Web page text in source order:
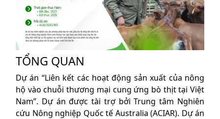
TỔNG QUAN
Dự án “Liên kết các hoạt động sản xuất của nông
hộ vào chuỗi thương mại cung ứng bò thịt tại Việt
Nam”. Dự án được tài trợ bởi Trung tâm Nghiên
cứu Nông nghiệp Quốc tế Australia (ACIAR). Dự án